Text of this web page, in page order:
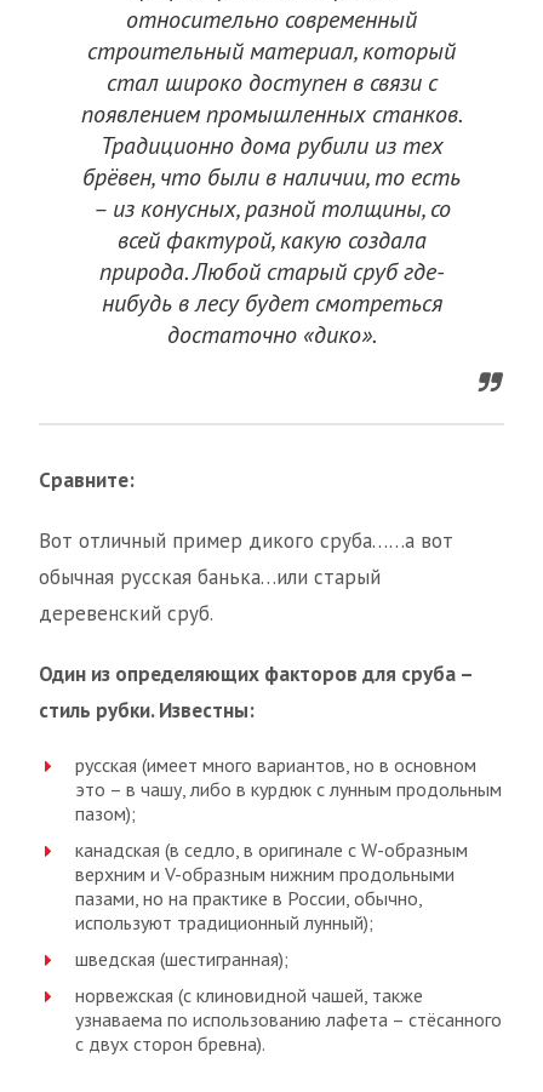
относительно современный
строительный материал, который
стал широко доступен в связи с
появлением промышленных станков.
Традиционно дома рубили из тех
брёвен, что были в наличии, то есть
– из конусных, разной толщины, со
всей фактурой, какую создала
природа. Любой старый сруб где-
нибудь в лесу будет смотреться
достаточно «дико».
Сравните:
Вот отличный пример дикого сруба……а вот
обычная русская банька…или старый
деревенский сруб.
Один из определяющих факторов для сруба –
стиль рубки. Известны:
русская (имеет много вариантов, но в основном
это – в чашу, либо в курдюк с лунным продольным
пазом);
канадская (в седло, в оригинале с W-образным
верхним и V-образным нижним продольными
пазами, но на практике в России, обычно,
используют традиционный лунный);
шведская (шестигранная);
норвежская (с клиновидной чашей, также
узнаваема по использованию лафета – стёсанного
с двух сторон бревна).